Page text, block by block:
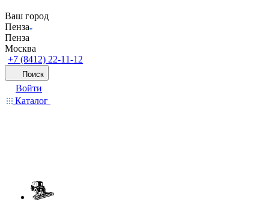
Ваш город
Пенза
Пенза
Москва
+7 (8412) 22-11-12
Поиск
Войти
Каталог